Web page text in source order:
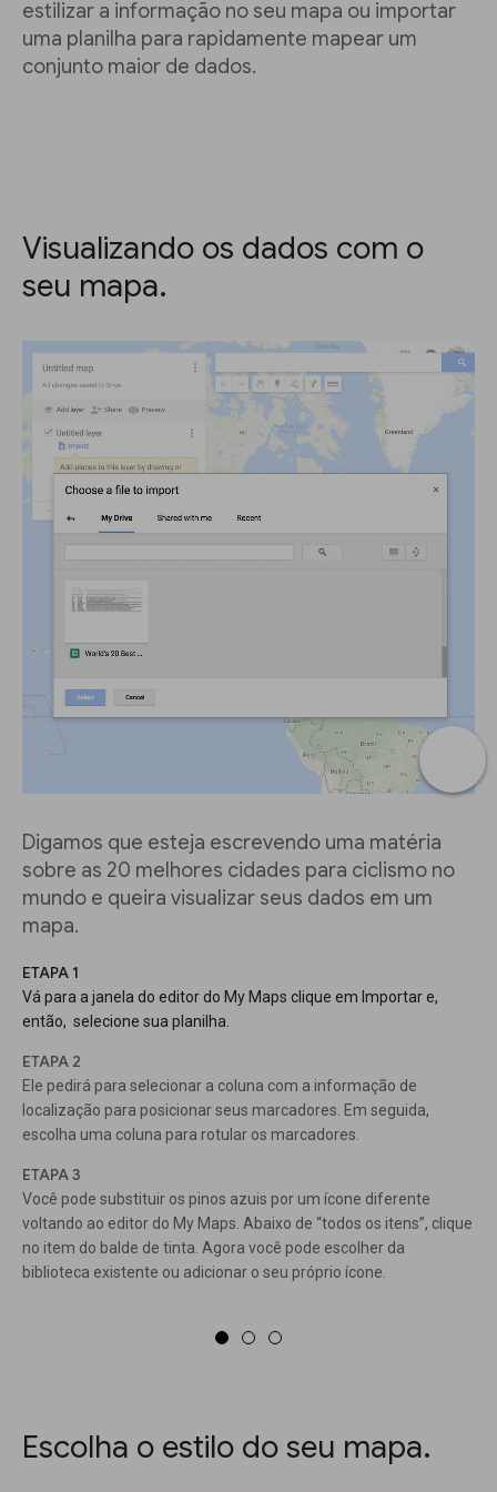
estilizar a informação no seu mapa ou importar
uma planilha para rapidamente mapear um
conjunto maior de dados.
Visualizando os dados com o
seu mapa.
Digamos que esteja escrevendo uma matéria
sobre as 20 melhores cidades para ciclismo no
mundo e queira visualizar seus dados em um
mapa.
ETAPA 1
Vá para a janela do editor do My Maps clique em Importar e,
então, selecione sua planilha.
ETAPA 2
Ele pedirá para selecionar a coluna com a informação de
localização para posicionar seus marcadores. Em seguida,
escolha uma coluna para rotular os marcadores.
ETAPA 3
Você pode substituir os pinos azuis por um ícone diferente
voltando ao editor do My Maps. Abaixo de “todos os itens”, clique
no item do balde de tinta. Agora você pode escolher da
biblioteca existente ou adicionar o seu próprio ícone.
Escolha o estilo do seu mapa.